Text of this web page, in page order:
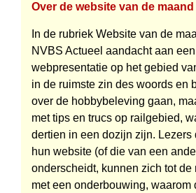
Over de website van de maand
In de rubriek Website van de
NVBS Actueel aandacht aan
webpresentatie op het gebied
in de ruimste zin des woords en
over de hobbybeleving gaan,
met tips en trucs op railgebied,
dertien in een dozijn zijn. Lezers
hun website (of die van een
onderscheidt, kunnen zich tot de
met een onderbouwing, waarom